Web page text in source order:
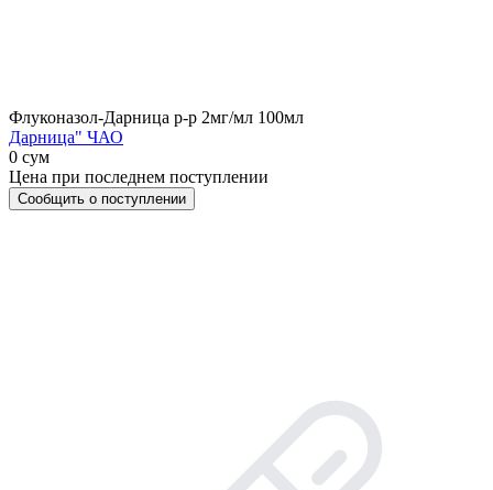
Флуконазол-Дарница р-р 2мг/мл 100мл
Дарница" ЧАО
0 сум
Цена при последнем поступлении
Сообщить о поступлении